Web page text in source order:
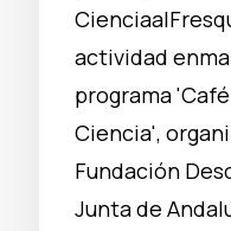
actividad
programa
Ciencia',
Fundación
Junta de